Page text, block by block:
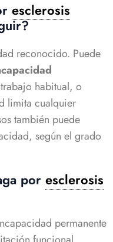
esclerosis
reconocido. Puede
habitual, o
limita cualquier
también puede
según el grado
por esclerosis
permanente